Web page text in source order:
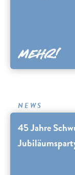
NEWS
45 Jahre